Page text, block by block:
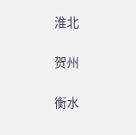
淮北
贺州
衡水